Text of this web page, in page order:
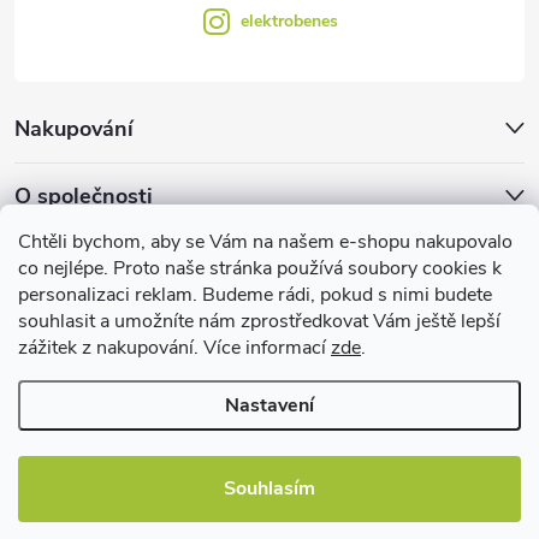
Chtěli bychom, aby se Vám na našem e-shopu nakupovalo
co nejlépe. Proto naše stránka používá soubory cookies k
personalizaci reklam. Budeme rádi, pokud s nimi budete
souhlasit a umožníte nám zprostředkovat Vám ještě lepší
zážitek z nakupování. Více informacízde.
Nastavení
Souhlasím
Nakupování
O společnosti
Facebook
elektrobenes
Užitečné informace